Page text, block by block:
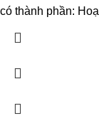
có thành phần: